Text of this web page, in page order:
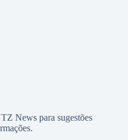
News para sugestões